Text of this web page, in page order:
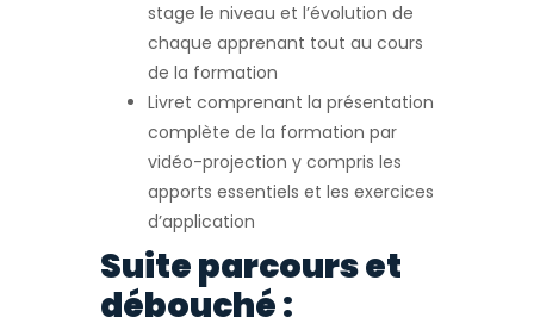
stage le niveau et l’évolution de
chaque apprenant tout au cours
de la formation
Livret comprenant la présentation
complète de la formation par
vidéo-projection y compris les
apports essentiels et les exercices
d’application
Suite parcours et
débouché :